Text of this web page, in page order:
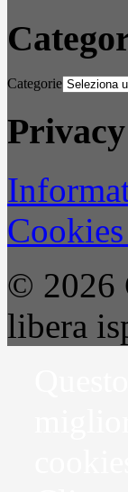
Categorie
© 2026
libera